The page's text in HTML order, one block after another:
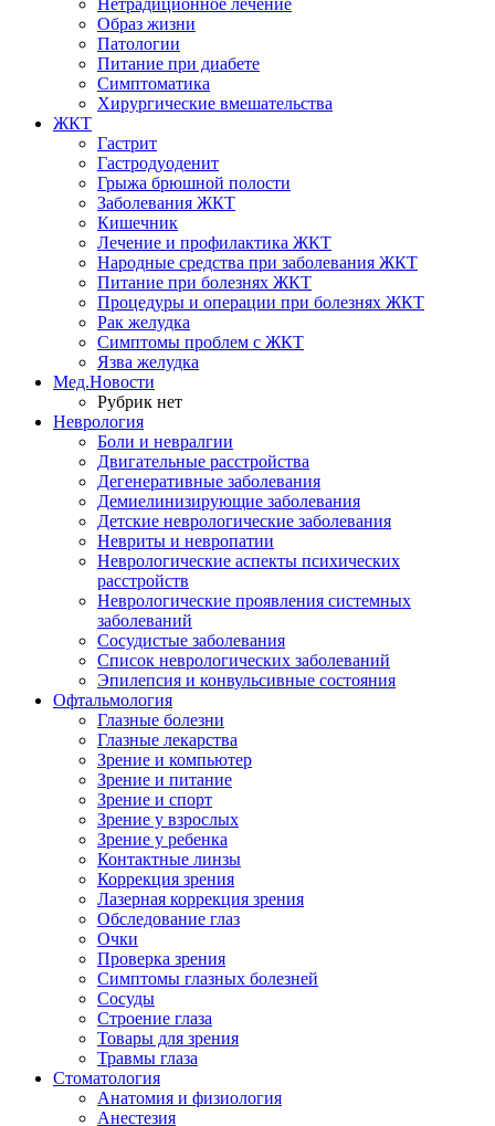
Нетрадиционное лечение
Образ жизни
Патологии
Питание при диабете
Симптоматика
Хирургические вмешательства
ЖКТ
Гастрит
Гастродуоденит
Грыжа брюшной полости
Заболевания ЖКТ
Кишечник
Лечение и профилактика ЖКТ
Народные средства при заболевания ЖКТ
Питание при болезнях ЖКТ
Процедуры и операции при болезнях ЖКТ
Рак желудка
Симптомы проблем с ЖКТ
Язва желудка
Мед.Новости
Рубрик нет
Неврология
Боли и невралгии
Двигательные расстройства
Дегенеративные заболевания
Демиелинизирующие заболевания
Детские неврологические заболевания
Невриты и невропатии
Неврологические аспекты психических
расстройств
Неврологические проявления системных
заболеваний
Сосудистые заболевания
Список неврологических заболеваний
Эпилепсия и конвульсивные состояния
Офтальмология
Глазные болезни
Глазные лекарства
Зрение и компьютер
Зрение и питание
Зрение и спорт
Зрение у взрослых
Зрение у ребенка
Контактные линзы
Коррекция зрения
Лазерная коррекция зрения
Обследование глаз
Очки
Проверка зрения
Симптомы глазных болезней
Сосуды
Строение глаза
Товары для зрения
Травмы глаза
Стоматология
Анатомия и физиология
Анестезия